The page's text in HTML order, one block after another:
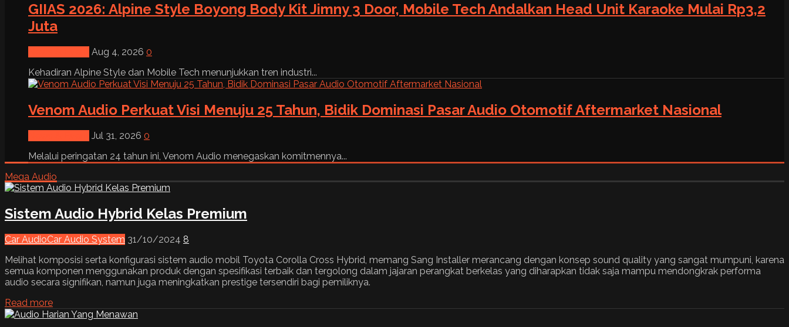
GIIAS 2026: Alpine Style Boyong Body Kit Jimny 3 Door, Mobile Tech Andalkan Head Unit Karaoke Mulai Rp3,2
Juta
Aug 4, 2026 0
Kehadiran Alpine Style dan Mobile Tech menunjukkan tren industri...
Venom Audio Perkuat Visi Menuju 25 Tahun, Bidik Dominasi Pasar Audio Otomotif Aftermarket Nasional
Jul 31, 2026 0
Melalui peringatan 24 tahun ini, Venom Audio menegaskan komitmennya...
Mega Audio
Sistem Audio Hybrid Kelas Premium
Car AudioCar Audio System 31/10/2024 8
Melihat komposisi serta konfigurasi sistem audio mobil Toyota Corolla Cross Hybrid, memang Sang Installer merancang dengan konsep sound quality yang sangat mumpuni, karena
semua komponen menggunakan produk dengan spesifikasi terbaik dan tergolong dalam jajaran perangkat berkelas yang diharapkan tidak saja mampu mendongkrak performa
audio secara signifikan, namun juga meningkatkan prestige tersendiri bagi pemiliknya.
Read more